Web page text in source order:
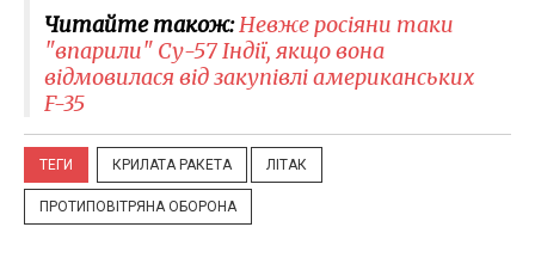
Читайте також:Невже росіяни таки
"впарили" Су-57 Індії, якщо вона
відмовилася від закупівлі американських
F-35
ТЕГИ КРИЛАТА РАКЕТА ЛІТАК
ПРОТИПОВІТРЯНА ОБОРОНА